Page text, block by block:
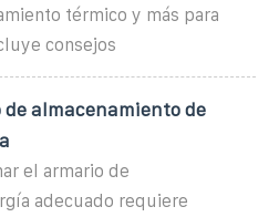
térmico y más para
consejos
de almacenamiento de
el armario de
adecuado requiere